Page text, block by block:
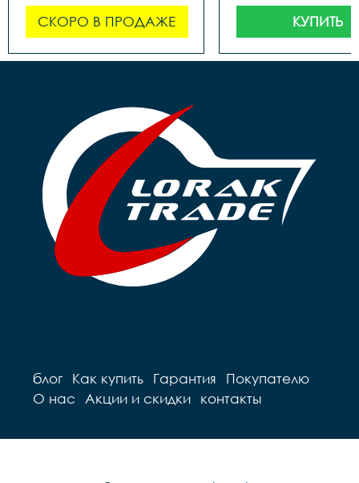
СКОРО В ПРОДАЖЕ КУПИТЬ
блог Как купить Гарантия
Покупателю
О нас
Акции и скидки контакты